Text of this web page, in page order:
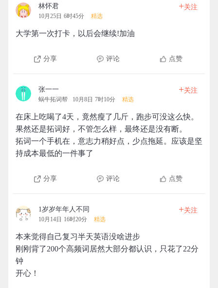
林怀君
10月25日 6时45分 精选
+关注
大学第一次打卡，以后会继续!加油
分享 评论 点赞
张一一
蜗牛拓词帮 10月8日 7时10分 精选
+关注
在床上吃喝了4天，竟然瘦了几斤，跑步可没这么快。
果然还是拓词好，不管怎么样，最终还是没有断。
拓词一个手机在，意志力稍好点，少点拖延。应该是坚
持成本最低的一件事了
分享 评论 点赞
1岁岁年年人不同
10月14日 16时20分 精选
+关注
本来觉得自己复习半天英语没啥进步
刚刚背了200个高频词居然大部分都认识，只花了22分
钟
开心！